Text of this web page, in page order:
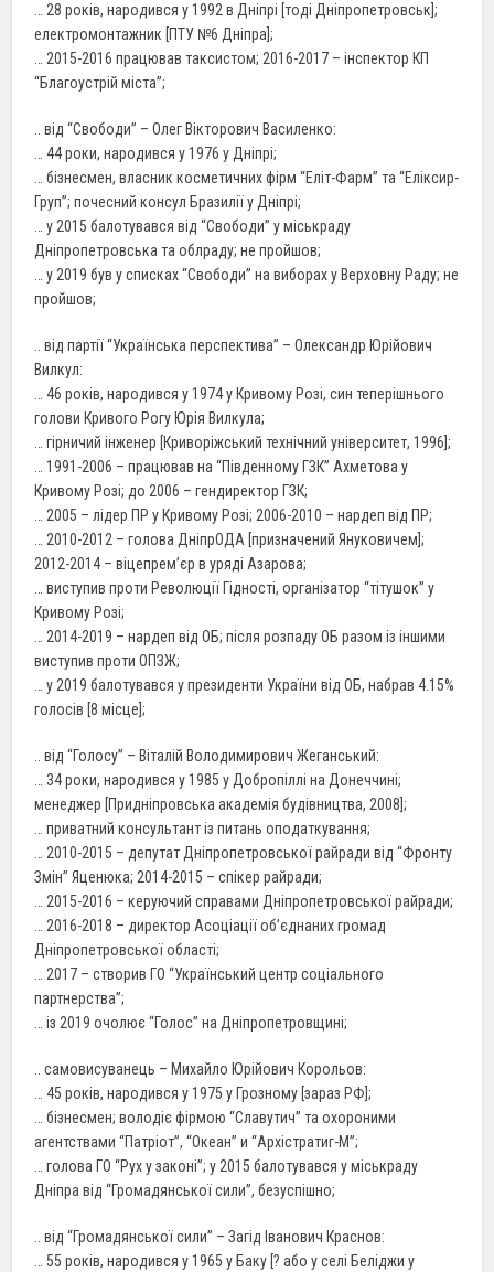
… 28 років, народився у 1992 в Дніпрі [тоді Дніпропетровськ];
електромонтажник [ПТУ №6 Дніпра];
… 2015-2016 працював таксистом; 2016-2017 – інспектор КП
“Благоустрій міста”;
.. від “Свободи” – Олег Вікторович Василенко:
… 44 роки, народився у 1976 у Дніпрі;
… бізнесмен, власник косметичних фірм “Елiт-Фарм” та “Елiксир-
Груп”; почесний консул Бразилії у Дніпрі;
… у 2015 балотувався від “Свободи” у міськраду
Дніпропетровська та облраду; не пройшов;
… у 2019 був у списках “Свободи” на виборах у Верховну Раду; не
пройшов;
.. від партії “Українська перспектива” – Олександр Юрійович
Вилкул:
… 46 років, народився у 1974 у Кривому Розі, син теперішнього
голови Кривого Рогу Юрія Вилкула;
… гірничий інженер [Криворіжський технічний університет, 1996];
… 1991-2006 – працював на “Південному ГЗК” Ахметова у
Кривому Розі; до 2006 – гендиректор ГЗК;
… 2005 – лідер ПР у Кривому Розі; 2006-2010 – нардеп від ПР;
… 2010-2012 – голова ДніпрОДА [призначений Януковичем];
2012-2014 – віцепрем’єр в уряді Азарова;
… виступив проти Революції Гідності, організатор “тітушок” у
Кривому Розі;
… 2014-2019 – нардеп від ОБ; після розпаду ОБ разом із іншими
виступив проти ОПЗЖ;
… у 2019 балотувався у президенти України від ОБ, набрав 4.15%
голосів [8 місце];
.. від “Голосу” – Віталій Володимирович Жеганський:
… 34 роки, народився у 1985 у Добропіллі на Донеччині;
менеджер [Придніпровська академія будівництва, 2008];
… приватний консультант із питань оподаткування;
… 2010-2015 – депутат Дніпропетровської райради від “Фронту
Змін” Яценюка; 2014-2015 – спікер райради;
… 2015-2016 – керуючий справами Дніпропетровської райради;
… 2016-2018 – директор Асоціації об’єднаних громад
Дніпропетровської області;
… 2017 – створив ГО “Український центр соціального
партнерства”;
… із 2019 очолює “Голос” на Дніпропетровщині;
.. самовисуванець – Михайло Юрійович Корольов:
… 45 років, народився у 1975 у Грозному [зараз РФ];
… бізнесмен; володіє фірмою “Славутич” та охороними
агентствами “Патріот”, “Океан” и “Архістратиг-М”;
… голова ГО “Рух у законi”; у 2015 балотувався у міськраду
Дніпра від “Громадянської сили”, безуспішно;
.. від “Громадянської сили” – Загід Іванович Краснов:
… 55 років, народився у 1965 у Баку [? або у селі Беліджи у